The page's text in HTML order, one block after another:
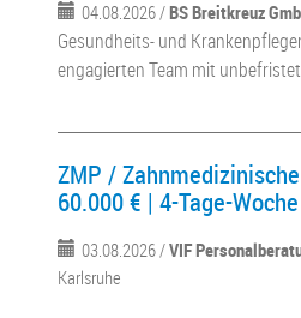
04.08.2026 /BS Breitkreuz
Gesundheits- und
engagierten Team mit
ZMP /
60.000 € | 4-Tage-
03.08.2026 /VIF
Karlsruhe